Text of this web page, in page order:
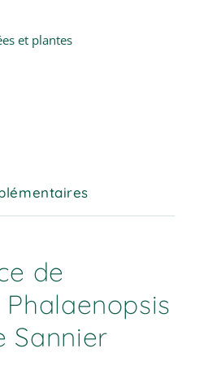
et plantes
de
Phalaenopsis
Sannier